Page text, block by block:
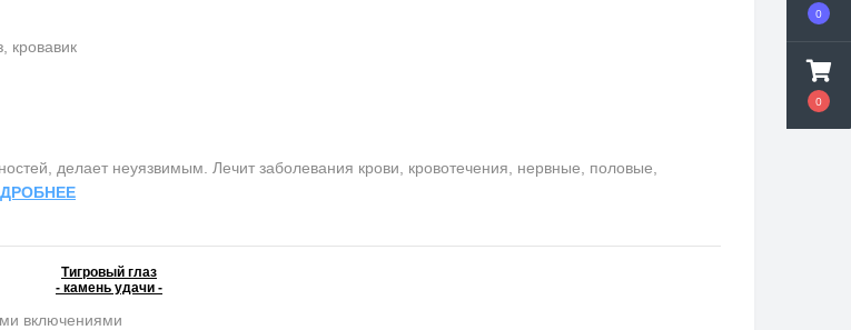
0
0
кровавик
делает неуязвимым. Лечит заболевания крови, кровотечения, нервные, половые,
Тигровый глаз
- камень удачи -
включениями